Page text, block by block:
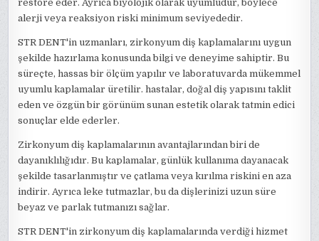
restore eder. Ayrıca biyolojik olarak uyumludur, böylece
alerji veya reaksiyon riski minimum seviyededir.
STR DENT'in uzmanları, zirkonyum diş kaplamalarını uygun
şekilde hazırlama konusunda bilgi ve deneyime sahiptir. Bu
süreçte, hassas bir ölçüm yapılır ve laboratuvarda mükemmel
uyumlu kaplamalar üretilir. hastalar, doğal diş yapısını taklit
eden ve özgün bir görünüm sunan estetik olarak tatmin edici
sonuçlar elde ederler.
Zirkonyum diş kaplamalarının avantajlarından biri de
dayanıklılığıdır. Bu kaplamalar, günlük kullanıma dayanacak
şekilde tasarlanmıştır ve çatlama veya kırılma riskini en aza
indirir. Ayrıca leke tutmazlar, bu da dişlerinizi uzun süre
beyaz ve parlak tutmanızı sağlar.
STR DENT'in zirkonyum diş kaplamalarında verdiği hizmet